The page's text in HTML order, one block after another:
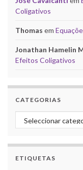
Coligativos
Thomas em
Jonathan Hamelin
Efeitos Coligativos
CATEGORIAS
Categorias
ETIQUETAS